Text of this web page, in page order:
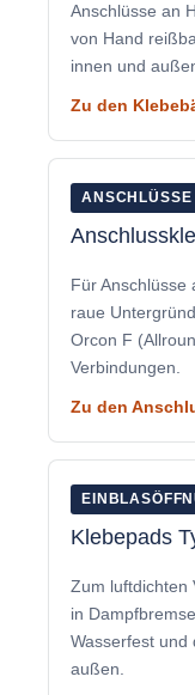
Anschlüsse an
von Hand
innen und
Zu den
Für Anschlüsse
raue
Orcon F
Verbindungen.
Zu den
Klebepads
Zum luftdichten
in
Wasserfest und
außen.